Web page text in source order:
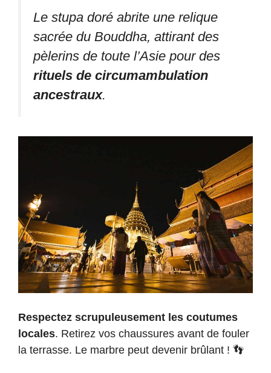
Le stupa doré abrite une relique
sacrée du Bouddha, attirant des
pèlerins de toute l’Asie pour des
rituels de circumambulation
ancestraux.
Respectez scrupuleusement les coutumes
locales. Retirez vos chaussures avant de fouler
la terrasse. Le marbre peut devenir brûlant ! 👣